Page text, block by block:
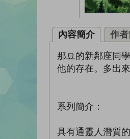
內容簡介 作
那豆的新鄰座同
他的存在。多出
系列簡介：
具有通靈人潛質